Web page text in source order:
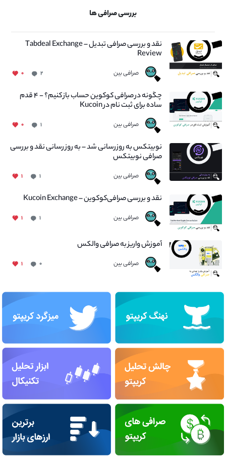
بررسی صرافی ها
نقد و بررسی صرافی تبدیل – Tabdeal Exchange
Review
صرافی بین ۲ ۰
چگونه در صرافی کوکوین حساب باز کنیم؟ - ۴ قدم
ساده برای ثبت نام در Kucoin
صرافی بین ۱ ۰
نوبیتکس به روزرسانی شد – به روز رسانی نقد و بررسی
صرافی نوبیتکس
صرافی بین ۱ ۱
نقد و بررسی صرافی‌کوکوین – Kucoin Exchange
صرافی بین ۱ ۱
آموزش واریز به صرافی والکس
صرافی بین ۰ ۱